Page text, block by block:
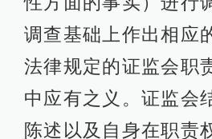
调查基础上作出相应
法律规定的证监会职
中应有之义。证监会
陈述以及自身在职责